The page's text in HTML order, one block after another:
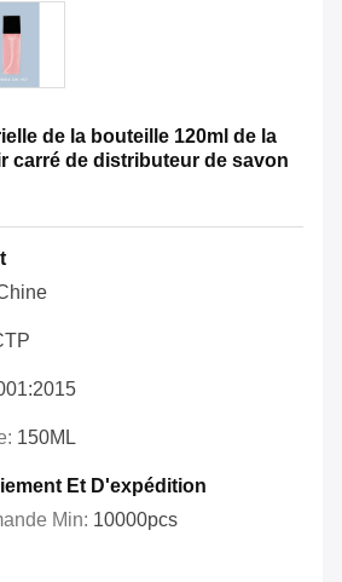
de la bouteille 120ml de la
carré de distributeur de savon
150ML
Et D'expédition
Min: 10000pcs